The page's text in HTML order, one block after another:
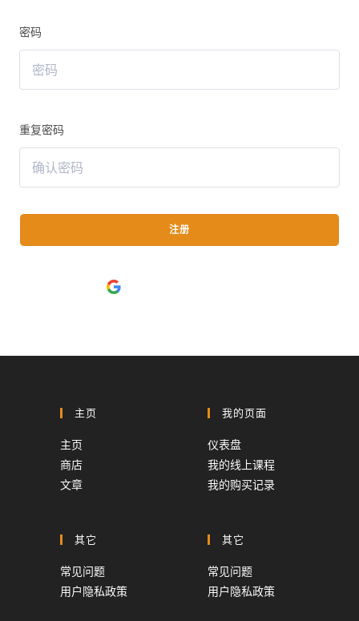
密码
重复密码
注册
主页
主页
商店
文章
我的页面
仪表盘
我的线上课程
我的购买记录
其它
常见问题
用户隐私政策
其它
常见问题
用户隐私政策